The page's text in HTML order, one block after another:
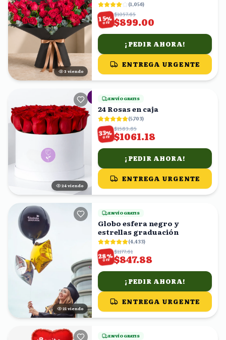
3 viendo
(1,056)
15%
OFF
$1057.65
$899.00
¡PEDIR AHORA!
ENTREGA URGENTE
24 viendo
ENVÍO GRATIS
24 Rosas en caja
(5,703)
33%
OFF
$1583.85
$1061.18
¡PEDIR AHORA!
ENTREGA URGENTE
21 viendo
ENVÍO GRATIS
Globo esfera negro y
estrellas graduación
(4,433)
28%
OFF
$1177.61
$847.88
¡PEDIR AHORA!
ENTREGA URGENTE
ENVÍO GRATIS